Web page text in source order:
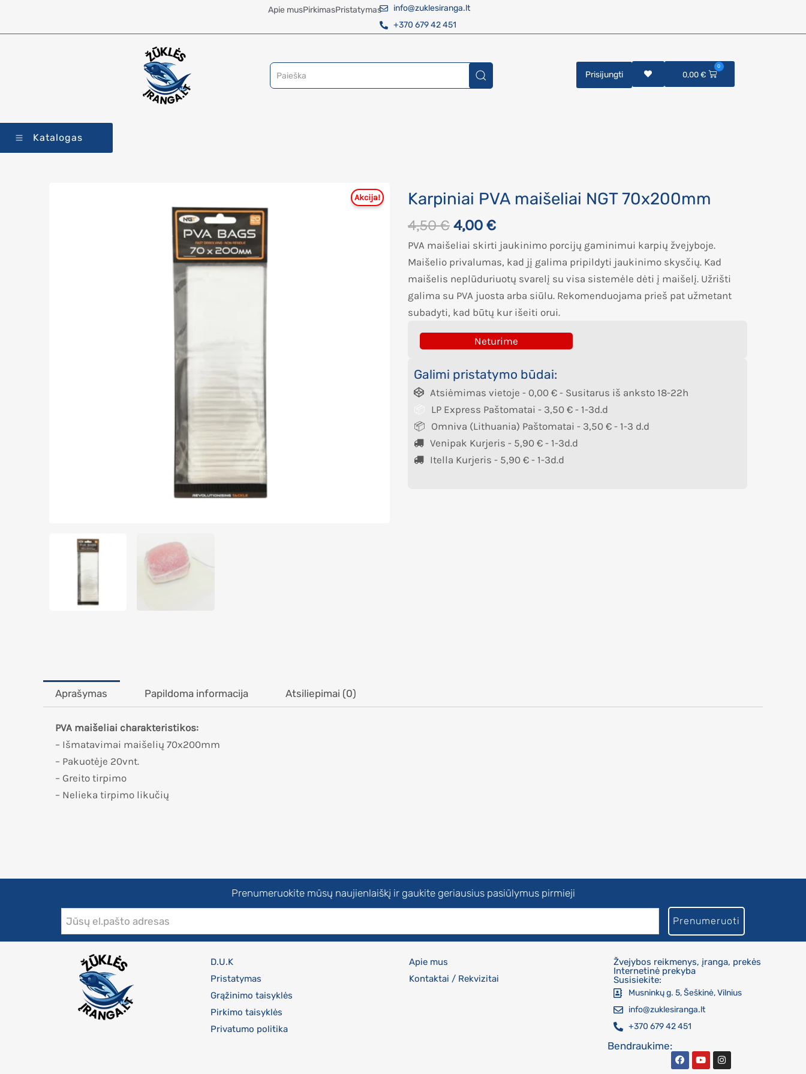
Apie musPirkimasPristatymas
info@zuklesiranga.lt
+370 679 42 451
0,00 €
0
Prisijungti
Katalogas
Karpiniai PVA maišeliai NGT 70x200mm
4,50€ 4,00 €
PVA maišeliai skirti jaukinimo porcijų gaminimui karpių žvejyboje.
Maišelio privalumas, kad jį galima pripildyti jaukinimo skysčių. Kad
maišelis neplūduriuotų svarelį su visa sistemėle dėti į maišelį. Užrišti
galima su PVA juosta arba siūlu. Rekomenduojama prieš pat užmetant
subadyti, kad būtų kur išeiti orui.
Neturime
Galimi pristatymo būdai:
Atsiėmimas vietoje - 0,00 € - Susitarus iš anksto 18-22h
LP Express Paštomatai - 3,50 € - 1-3d.d
Omniva (Lithuania) Paštomatai - 3,50 € - 1-3 d.d
Venipak Kurjeris - 5,90 € - 1-3d.d
Itella Kurjeris - 5,90 € - 1-3d.d
Aprašymas Papildoma informacija Atsiliepimai (0)
PVA maišeliai charakteristikos:
– Išmatavimai maišelių 70x200mm
– Pakuotėje 20vnt.
– Greito tirpimo
– Nelieka tirpimo likučių
Prenumeruokite mūsų naujienlaiškį ir gaukite geriausius pasiūlymus pirmieji
Prenumeruoti
D.U.K
Pristatymas
Grąžinimo taisyklės
Pirkimo taisyklės
Privatumo politika
Apie mus
Kontaktai / Rekvizitai
Žvejybos reikmenys, įranga, prekės
Internetinė prekyba
Susisiekite:
Musninkų g. 5, Šeškinė, Vilnius
info@zuklesiranga.lt
+370 679 42 451
Bendraukime: